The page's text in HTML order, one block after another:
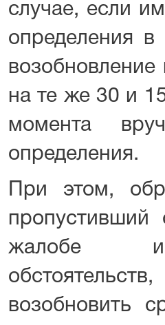
случае, если
определения
на те же 30 и
момента
определения.
При этом,
жалобе
возобновить